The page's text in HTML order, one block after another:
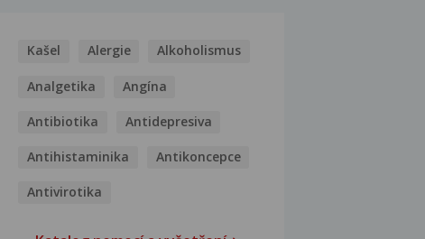
Kašel Alergie Alkoholismus
Analgetika Angína
Antibiotika Antidepresiva
Antihistaminika Antikoncepce
Antivirotika